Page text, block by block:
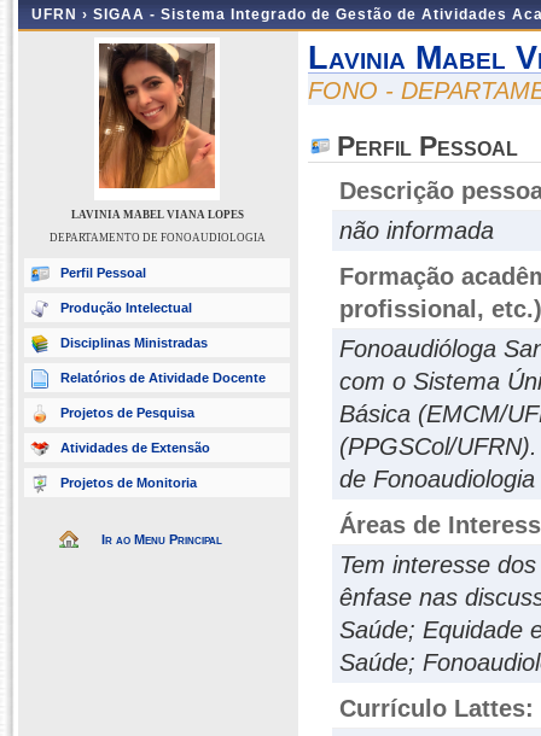
UFRN › SIGAA - Sistema Integrado de Gestão de Atividades
LAVINIA MABEL VIANA LOPES
DEPARTAMENTO DE FONOAUDIOLOGIA
Perfil Pessoal
Produção Intelectual
Disciplinas Ministradas
Relatórios de Atividade Docente
Projetos de Pesquisa
Atividades de Extensão
Projetos de Monitoria
Ir ao Menu Principal
Lavinia Mabel
FONO -
Perfil Pessoal
Descrição
não informada
Formação
profissional, etc.)
Fonoaudióloga
com o Sistema
Básica (EMCM/
(PPGSCol/
de
Áreas de
Tem interesse
ênfase nas
Saúde; Equidade
Saúde;
Currículo Lattes: